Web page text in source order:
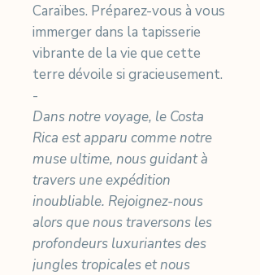
Caraïbes. Préparez-vous à vous
immerger dans la tapisserie
vibrante de la vie que cette
terre dévoile si gracieusement.
-
Dans notre voyage, le Costa
Rica est apparu comme notre
muse ultime, nous guidant à
travers une expédition
inoubliable. Rejoignez-nous
alors que nous traversons les
profondeurs luxuriantes des
jungles tropicales et nous